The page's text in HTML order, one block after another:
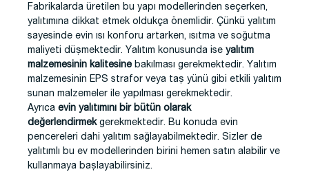
Fabrikalarda üretilen bu yapı modellerinden seçerken,
yalıtımına dikkat etmek oldukça önemlidir. Çünkü yalıtım
sayesinde evin ısı konforu artarken, ısıtma ve soğutma
maliyeti düşmektedir. Yalıtım konusunda ise yalıtım
malzemesinin kalitesine bakılması gerekmektedir. Yalıtım
malzemesinin EPS strafor veya taş yünü gibi etkili yalıtım
sunan malzemeler ile yapılması gerekmektedir.
Ayrıca evin yalıtımını bir bütün olarak
değerlendirmek gerekmektedir. Bu konuda evin
pencereleri dahi yalıtım sağlayabilmektedir. Sizler de
yalıtımlı bu ev modellerinden birini hemen satın alabilir ve
kullanmaya başlayabilirsiniz.